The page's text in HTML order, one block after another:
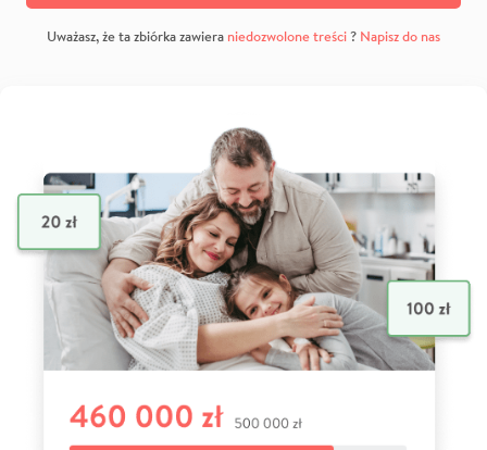
Uważasz, że ta zbiórka zawiera niedozwolone treści? Napisz do nas